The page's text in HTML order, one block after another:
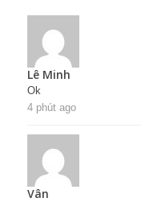
Lê Minh
Ok
4 phút ago
Vân